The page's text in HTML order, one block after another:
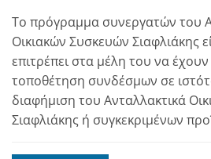
Το πρόγραμμα συνεργατών του
Οικιακών Συσκευών Σιαφλιάκης
επιτρέπει στα μέλη του να
τοποθέτηση συνδέσμων σε
διαφήμιση του Ανταλλακτικά
Σιαφλιάκης ή συγκεκριμένων